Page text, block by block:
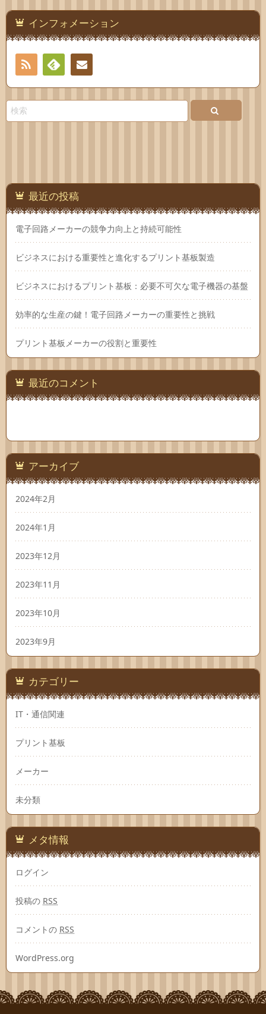
インフォメーション
RSS
Feedlyお問
最近の投稿
電子回路メーカーの競争力向上と持続可能性
ビジネスにおける重要性と進化するプリント基板製造
ビジネスにおけるプリント基板：必要不可欠な電子機器の基盤
効率的な生産の鍵！電子回路メーカーの重要性と挑戦
プリント基板メーカーの役割と重要性
最近のコメント
アーカイブ
2024年2月
2024年1月
2023年12月
2023年11月
2023年10月
2023年9月
カテゴリー
IT・通信関連
プリント基板
メーカー
未分類
メタ情報
ログイン
投稿の RSS
コメントの RSS
WordPress.org